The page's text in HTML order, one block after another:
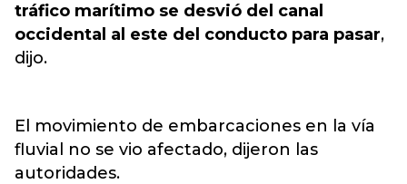
tráfico marítimo se desvió del canal
occidental al este del conducto para pasar,
dijo.
El movimiento de embarcaciones en la vía
fluvial no se vio afectado, dijeron las
autoridades.